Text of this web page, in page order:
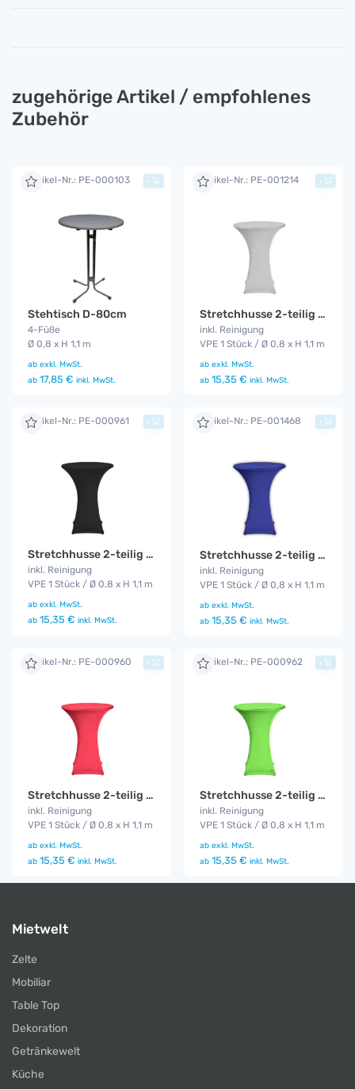
zugehörige Artikel / empfohlenes
Zubehör
Artikel-Nr.: PE-000103
Stehtisch D-80cm
4-Füße
Ø 0,8 x H 1,1 m
ab exkl. MwSt.
ab 17,85 € inkl. MwSt.
+ Artikel-Nr.: PE-001214
Stretchhusse 2-teilig weiß
inkl. Reinigung
VPE 1 Stück / Ø 0,8 x H 1,1 m
ab exkl. MwSt.
ab 15,35 € inkl. MwSt.
+
Artikel-Nr.: PE-000961
Stretchhusse 2-teilig schwarz
inkl. Reinigung
VPE 1 Stück / Ø 0,8 x H 1,1 m
ab exkl. MwSt.
ab 15,35 € inkl. MwSt.
+ Artikel-Nr.: PE-001468
Stretchhusse 2-teilig blau
inkl. Reinigung
VPE 1 Stück / Ø 0,8 x H 1,1 m
ab exkl. MwSt.
ab 15,35 € inkl. MwSt.
+
Artikel-Nr.: PE-000960
Stretchhusse 2-teilig rot
inkl. Reinigung
VPE 1 Stück / Ø 0,8 x H 1,1 m
ab exkl. MwSt.
ab 15,35 € inkl. MwSt.
+ Artikel-Nr.: PE-000962
Stretchhusse 2-teilig grün
inkl. Reinigung
VPE 1 Stück / Ø 0,8 x H 1,1 m
ab exkl. MwSt.
ab 15,35 € inkl. MwSt.
+
Mietwelt
Zelte
Mobiliar
Table Top
Dekoration
Getränkewelt
Küche